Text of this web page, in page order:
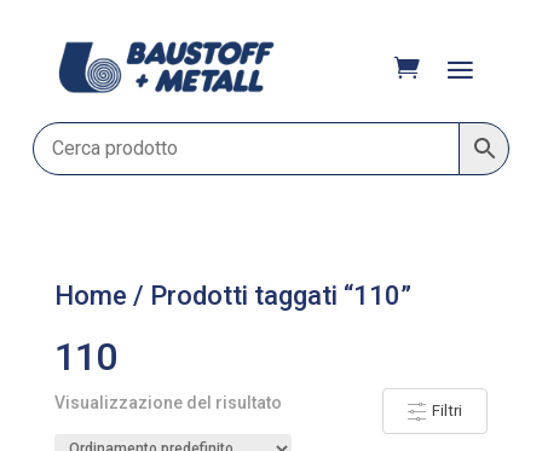
Home / Prodotti taggati “110”
110
Filtri
Visualizzazione del risultato